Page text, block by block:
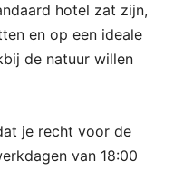
hotel zat zijn,
en op een ideale
de natuur willen
je recht voor de
van 18:00